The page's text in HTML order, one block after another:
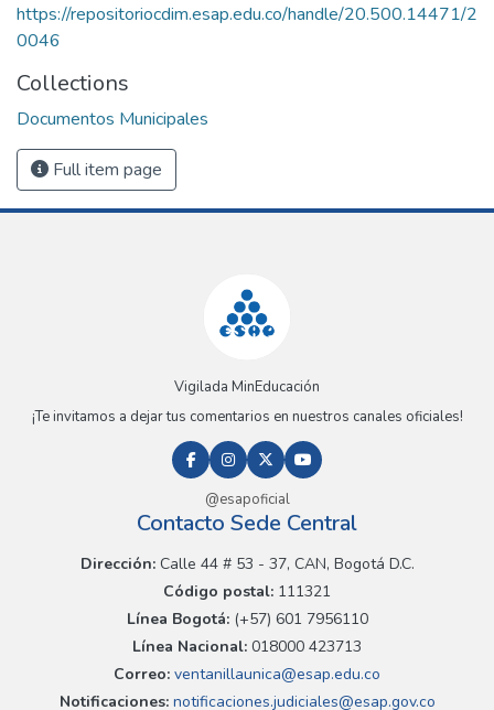
https://repositoriocdim.esap.edu.co/handle/20.500.14471/2
0046
Collections
Documentos Municipales
Full item page
Vigilada MinEducación
¡Te invitamos a dejar tus comentarios en nuestros canales oficiales!
@esapoficial
Contacto Sede Central
Dirección:Calle 44 # 53 - 37, CAN, Bogotá D.C.
Código postal: 111321
Línea Bogotá:(+57) 601 7956110
Línea Nacional: 018000 423713
Correo: ventanillaunica@esap.edu.co
Notificaciones:notificaciones.judiciales@esap.gov.co